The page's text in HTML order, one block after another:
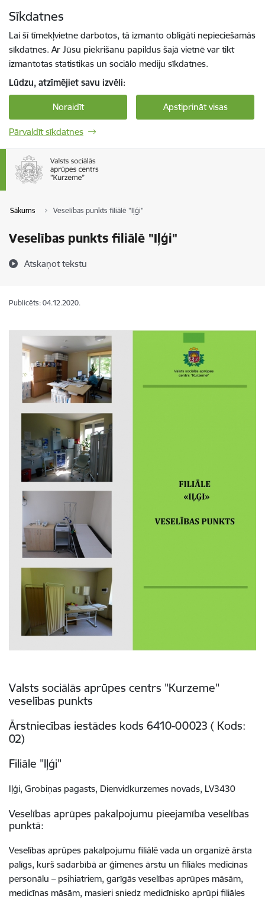
Sīkdatnes
Lai šī tīmekļvietne darbotos, tā izmanto obligāti nepieciešamās
sīkdatnes. Ar Jūsu piekrišanu papildus šajā vietnē var tikt
izmantotas statistikas un sociālo mediju sīkdatnes.
Lūdzu, atzīmējiet savu izvēli:
Noraidīt Apstiprināt visas
Pārvaldīt sīkdatnes
Sākums Veselības punkts filiālē "Iļģi"
Veselības punkts filiālē "Iļģi"
Atskaņot tekstu
Publicēts: 04.12.2020.
Valsts sociālās aprūpes centrs "Kurzeme"
veselības punkts
Ārstniecības iestādes kods 6410-00023 ( Kods:
02)
Filiāle "Iļģi"
Iļģi, Grobiņas pagasts, Dienvidkurzemes novads, LV3430
Veselības aprūpes pakalpojumu pieejamība veselības
punktā:
Veselības aprūpes pakalpojumu filiālē vada un organizē ārsta
palīgs, kurš sadarbībā ar ģimenes ārstu un filiāles medicīnas
personālu – psihiatriem, garīgās veselības aprūpes māsām,
medicīnas māsām, masieri sniedz medicīnisko aprūpi filiāles